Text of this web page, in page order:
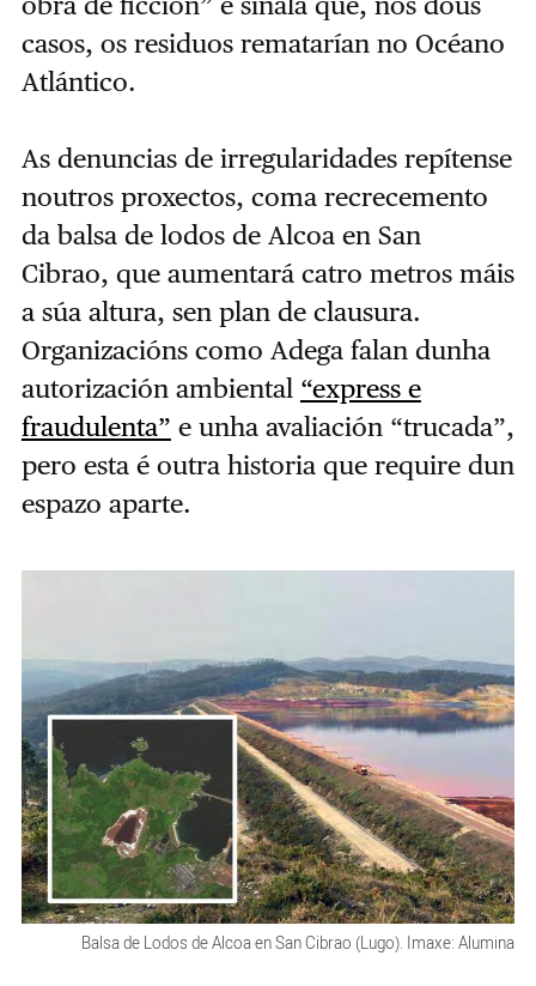
casos, os residuos rematarían no Océano
Atlántico.
As denuncias de irregularidades repítense
noutros proxectos, coma recrecemento
da balsa de lodos de Alcoa en San
Cibrao, que aumentará catro metros máis
a súa altura, sen plan de clausura.
Organizacións como Adega falan dunha
autorización ambiental “express e
fraudulenta” e unha avaliación “trucada”,
pero esta é outra historia que require dun
espazo aparte.
Balsa de Lodos de Alcoa en San Cibrao (Lugo). Imaxe: Alumina